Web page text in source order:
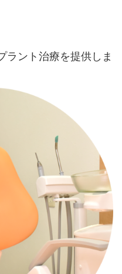
ラント治療を提供しま